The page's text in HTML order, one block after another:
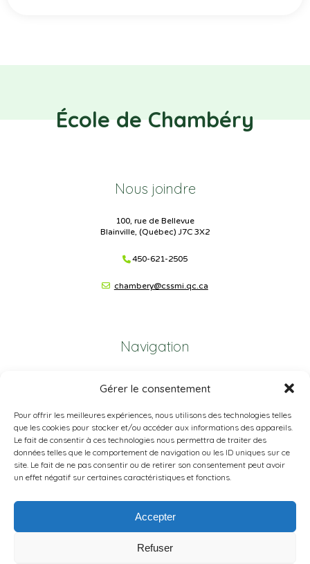
Gérer le consentement
Pour offrir les meilleures expériences, nous utilisons des technologies telles
que les cookies pour stocker et/ou accéder aux informations des appareils.
Le fait de consentir à ces technologies nous permettra de traiter des
données telles que le comportement de navigation ou les ID uniques sur ce
site. Le fait de ne pas consentir ou de retirer son consentement peut avoir
un effet négatif sur certaines caractéristiques et fonctions.
Accepter
Refuser
École de Chambéry
Nous joindre
100, rue de Bellevue
Blainville, (Québec) J7C 3X2
450-621-2505
chambery@cssmi.qc.ca
Navigation
Plainte – service à l’élève
Politique de confidentialité